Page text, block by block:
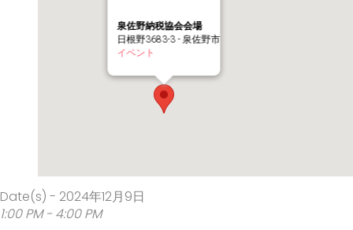
泉佐野納税協会会場
日根野3683-3 - 泉佐野市
イベント
Date(s) - 2024年12月9日
1:00 PM - 4:00 PM